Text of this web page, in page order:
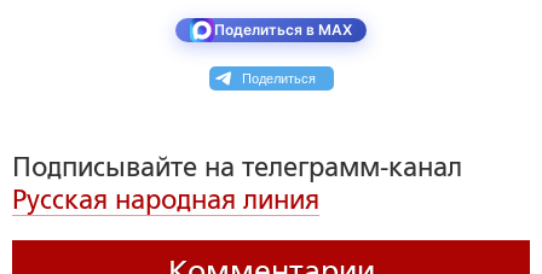
Поделиться в MAX
Поделиться
Подписывайте на телеграмм-канал
Русская народная линия